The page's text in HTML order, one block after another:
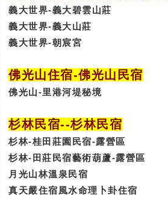
義大世界-義大碧雲山莊
義大世界-義大山莊
義大世界-朝宸宮
佛光山住宿-佛光山民宿
佛光山-里港河堤秘境
杉林民宿--杉林民宿
杉林-桂田莊園民宿-露營區
杉林-田莊民宿藝術葫蘆-露營區
月光山林溫泉民宿
真天嚴住宿風水命理卜卦住宿